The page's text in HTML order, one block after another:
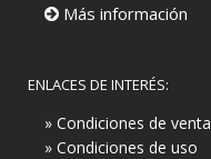
Más información
ENLACES DE INTERÉS:
» Condiciones de venta
» Condiciones de uso